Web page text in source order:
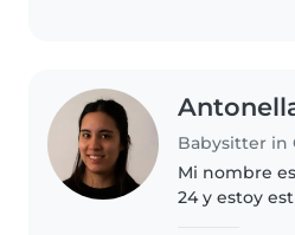
Puedo
Babysitter in
Mi nombre
24 y estoy